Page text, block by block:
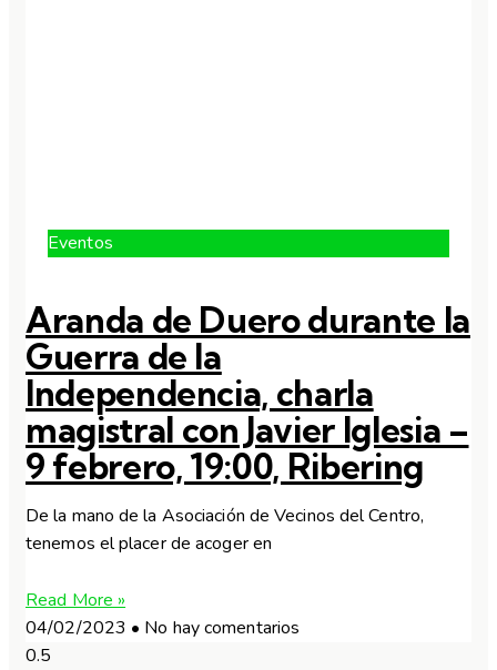
Eventos
Aranda de Duero durante la
Guerra de la
Independencia, charla
magistral con Javier Iglesia –
9 febrero, 19:00, Ribering
De la mano de la Asociación de Vecinos del Centro,
tenemos el placer de acoger en
Read More »
04/02/2023
No hay comentarios